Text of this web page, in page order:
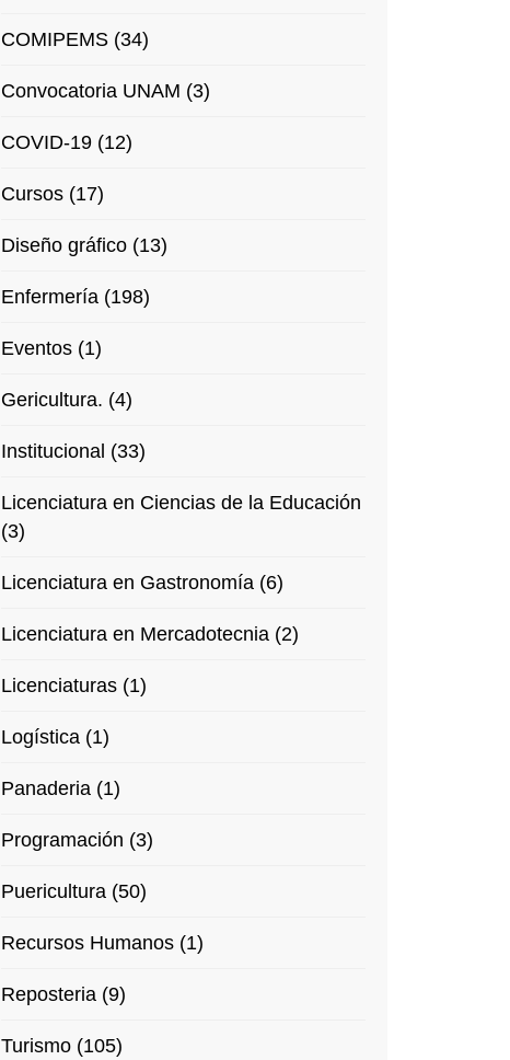
COMIPEMS (34)
Convocatoria UNAM (3)
COVID-19 (12)
Cursos (17)
Diseño gráfico (13)
Enfermería (198)
Eventos (1)
Gericultura. (4)
Institucional (33)
Licenciatura en Ciencias de la Educación
(3)
Licenciatura en Gastronomía (6)
Licenciatura en Mercadotecnia (2)
Licenciaturas (1)
Logística (1)
Panaderia (1)
Programación (3)
Puericultura (50)
Recursos Humanos (1)
Reposteria (9)
Turismo (105)